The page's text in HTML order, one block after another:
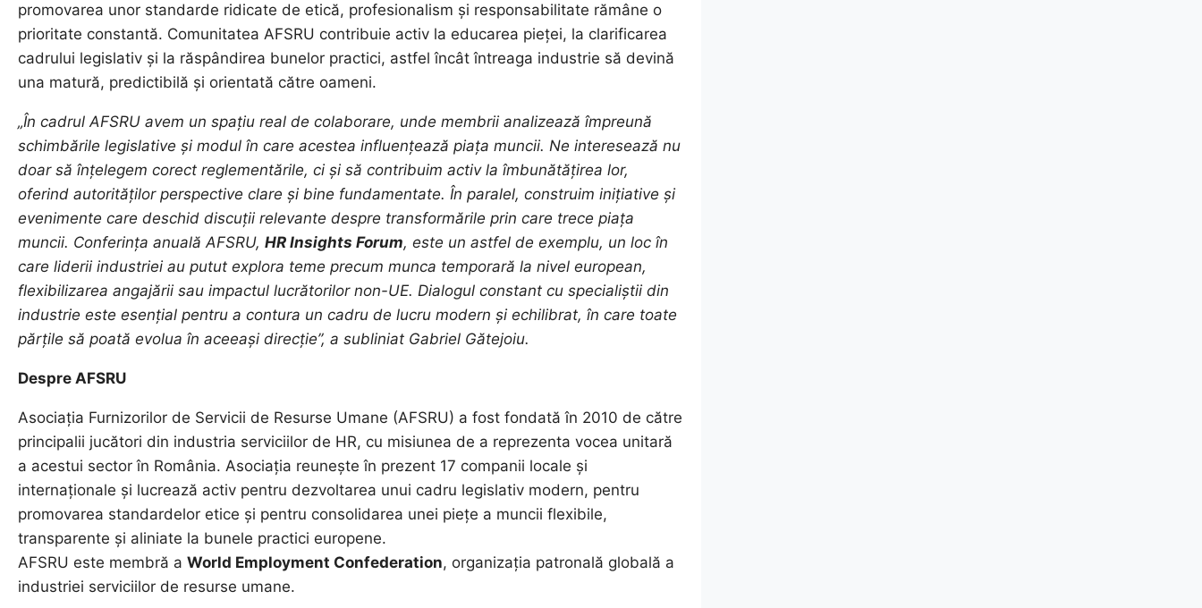
promovarea unor standarde ridicate de etică, profesionalism și responsabilitate rămâne o
prioritate constantă. Comunitatea AFSRU contribuie activ la educarea pieței, la clarificarea
cadrului legislativ și la răspândirea bunelor practici, astfel încât întreaga industrie să devină
una matură, predictibilă și orientată către oameni.
„În cadrul AFSRU avem un spațiu real de colaborare, unde membrii analizează împreună
schimbările legislative și modul în care acestea influențează piața muncii. Ne interesează nu
doar să înțelegem corect reglementările, ci și să contribuim activ la îmbunătățirea lor,
oferind autorităților perspective clare și bine fundamentate. În paralel, construim inițiative și
evenimente care deschid discuții relevante despre transformările prin care trece piața
muncii. Conferința anuală AFSRU, HR Insights Forum, este un astfel de exemplu, un loc în
care liderii industriei au putut explora teme precum munca temporară la nivel european,
flexibilizarea angajării sau impactul lucrătorilor non-UE. Dialogul constant cu specialiștii din
industrie este esențial pentru a contura un cadru de lucru modern și echilibrat, în care toate
părțile să poată evolua în aceeași direcție”, a subliniat Gabriel Gătejoiu.
Despre AFSRU
Asociația Furnizorilor de Servicii de Resurse Umane (AFSRU) a fost fondată în 2010 de către
principalii jucători din industria serviciilor de HR, cu misiunea de a reprezenta vocea unitară
a acestui sector în România. Asociația reunește în prezent 17 companii locale și
internaționale și lucrează activ pentru dezvoltarea unui cadru legislativ modern, pentru
promovarea standardelor etice și pentru consolidarea unei piețe a muncii flexibile,
transparente și aliniate la bunele practici europene.
AFSRU este membră a World Employment Confederation, organizația patronală globală a
industriei serviciilor de resurse umane.